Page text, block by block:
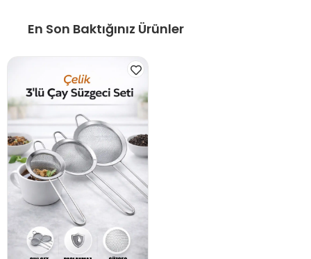
En Son Baktığınız Ürünler